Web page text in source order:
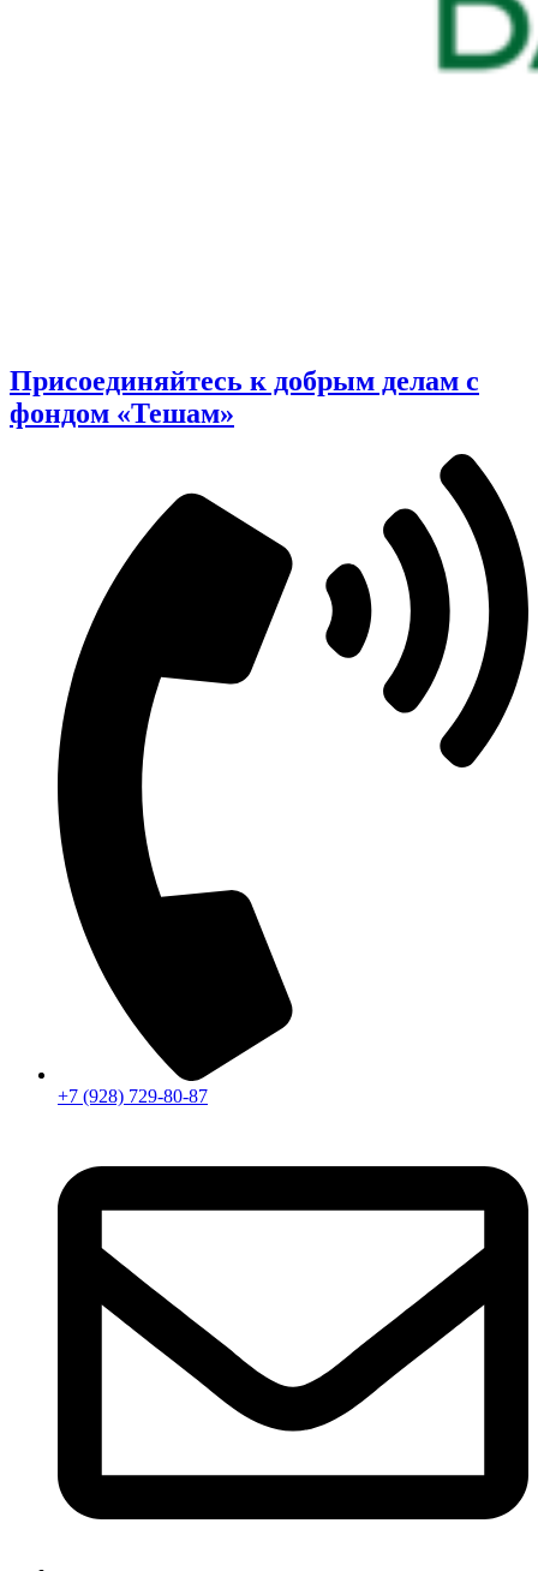
Присоединяйтесь к добрым делам с
фондом «Тешам»
+7 (928) 729-80-87